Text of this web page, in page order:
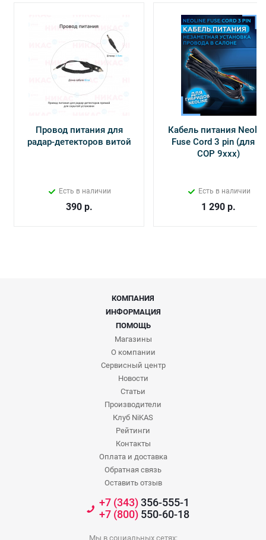
Провод питания для
радар-детекторов витой
Есть в наличии
390р.
Кабель питания
Fuse Cord 3 pin (для Х-
СОР 9ххх)
Есть в наличии
1 290 р.
КОМПАНИЯ
ИНФОРМАЦИЯ
ПОМОЩЬ
Магазины
О компании
Сервисный центр
Новости
Статьи
Производители
Клуб NiKAS
Рейтинги
Контакты
Оплата и доставка
Обратная связь
Оставить отзыв
+7 (343)356-555-1
+7 (800)550-60-18
Мы в социальных сетях: